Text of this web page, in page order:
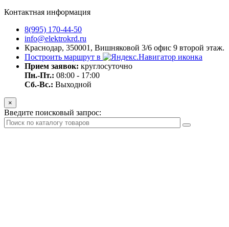
Контактная информация
8(995) 170-44-50
info@elektrokrd.ru
Краснодар, 350001, Вишняковой 3/6 офис 9 второй этаж.
Построить маршрут в
Прием заявок: круглосуточно
Пн.-Пт.: 08:00 - 17:00
Сб.-Вс.: Выходной
×
Введите поисковый запрос: